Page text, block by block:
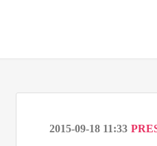
2015-09-18 11:33